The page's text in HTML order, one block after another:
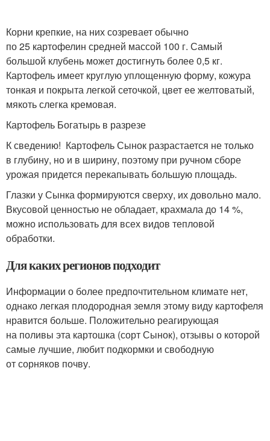
Корни крепкие, на них созревает обычно
по 25 картофелин средней массой 100 г. Самый
большой клубень может достигнуть более 0,5 кг.
Картофель имеет круглую уплощенную форму, кожура
тонкая и покрыта легкой сеточкой, цвет ее желтоватый,
мякоть слегка кремовая.
Картофель Богатырь в разрезе
К сведению! Картофель Сынок разрастается не только
в глубину, но и в ширину, поэтому при ручном сборе
урожая придется перекапывать большую площадь.
Глазки у Сынка формируются сверху, их довольно мало.
Вкусовой ценностью не обладает, крахмала до 14 %,
можно использовать для всех видов тепловой
обработки.
Для каких регионов подходит
Информации о более предпочтительном климате нет,
однако легкая плодородная земля этому виду картофеля
нравится больше. Положительно реагирующая
на поливы эта картошка (сорт Сынок), отзывы о которой
самые лучшие, любит подкормки и свободную
от сорняков почву.